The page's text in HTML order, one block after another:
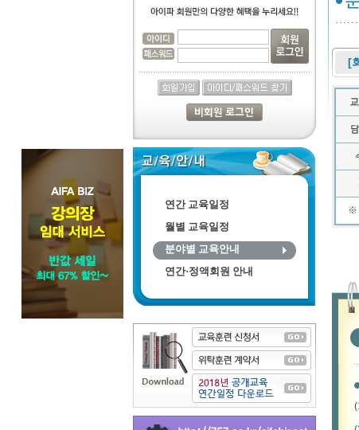
연간 교육일정
월별 교육일정
분야별 교육안내
연간·정액회원 안내